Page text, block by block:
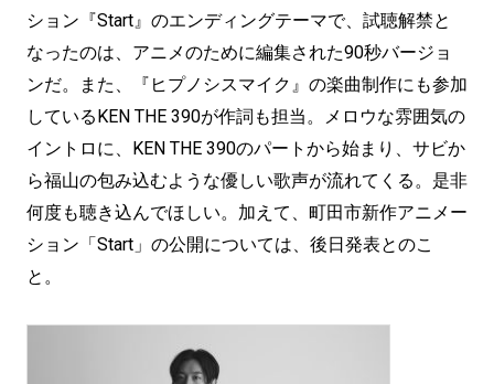
ション『Start』のエンディングテーマで、試聴解禁と
なったのは、アニメのために編集された90秒バージョ
ンだ。また、『ヒプノシスマイク』の楽曲制作にも参加
しているKEN THE 390が作詞も担当。メロウな雰囲気の
イントロに、KEN THE 390のパートから始まり、サビか
ら福山の包み込むような優しい歌声が流れてくる。是非
何度も聴き込んでほしい。加えて、町田市新作アニメー
ション「Start」の公開については、後日発表とのこ
と。